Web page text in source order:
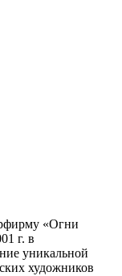
«Огни
г. в
уникальной
художников